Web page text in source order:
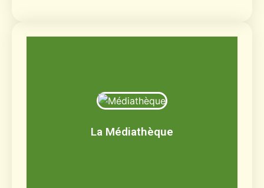
La Médiathèque
Médiathèque
Livres, BD, documentaires, jeux de société,